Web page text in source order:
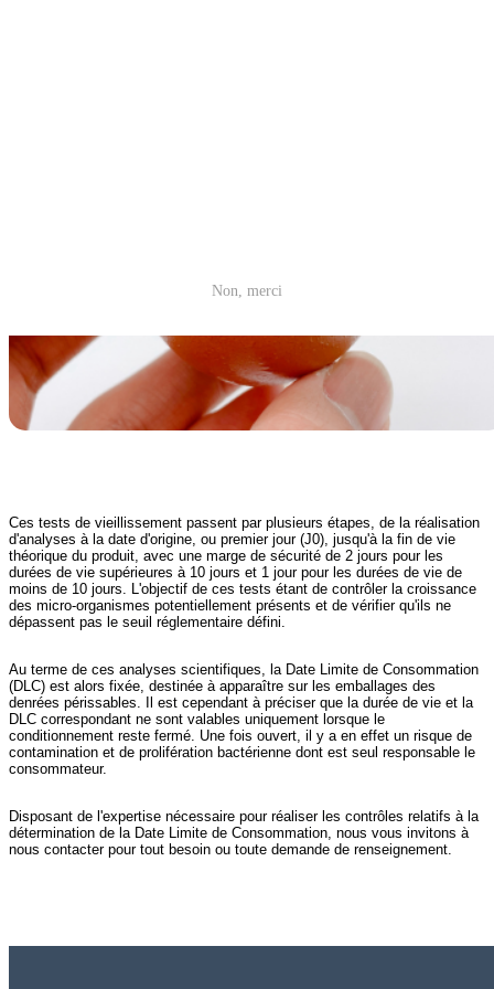
Ces tests de vieillissement passent par plusieurs étapes, de la réalisation
d'analyses à la date d'origine, ou premier jour (J0), jusqu'à la fin de vie
théorique du produit, avec une marge de sécurité de 2 jours pour les
durées de vie supérieures à 10 jours et 1 jour pour les durées de vie de
moins de 10 jours. L'objectif de ces tests étant de contrôler la croissance
des micro-organismes potentiellement présents et de vérifier qu'ils ne
dépassent pas le seuil réglementaire défini.
Au terme de ces analyses scientifiques, la Date Limite de Consommation
(DLC) est alors fixée, destinée à apparaître sur les emballages des
denrées périssables. Il est cependant à préciser que la durée de vie et la
DLC correspondant ne sont valables uniquement lorsque le
conditionnement reste fermé. Une fois ouvert, il y a en effet un risque de
contamination et de prolifération bactérienne dont est seul responsable le
consommateur.
Disposant de l'expertise nécessaire pour réaliser les contrôles relatifs à la
détermination de la Date Limite de Consommation, nous vous invitons à
nous contacter pour tout besoin ou toute demande de renseignement.
Non, merci